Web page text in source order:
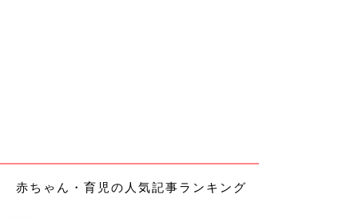
赤ちゃん・育児の人気記事ランキング